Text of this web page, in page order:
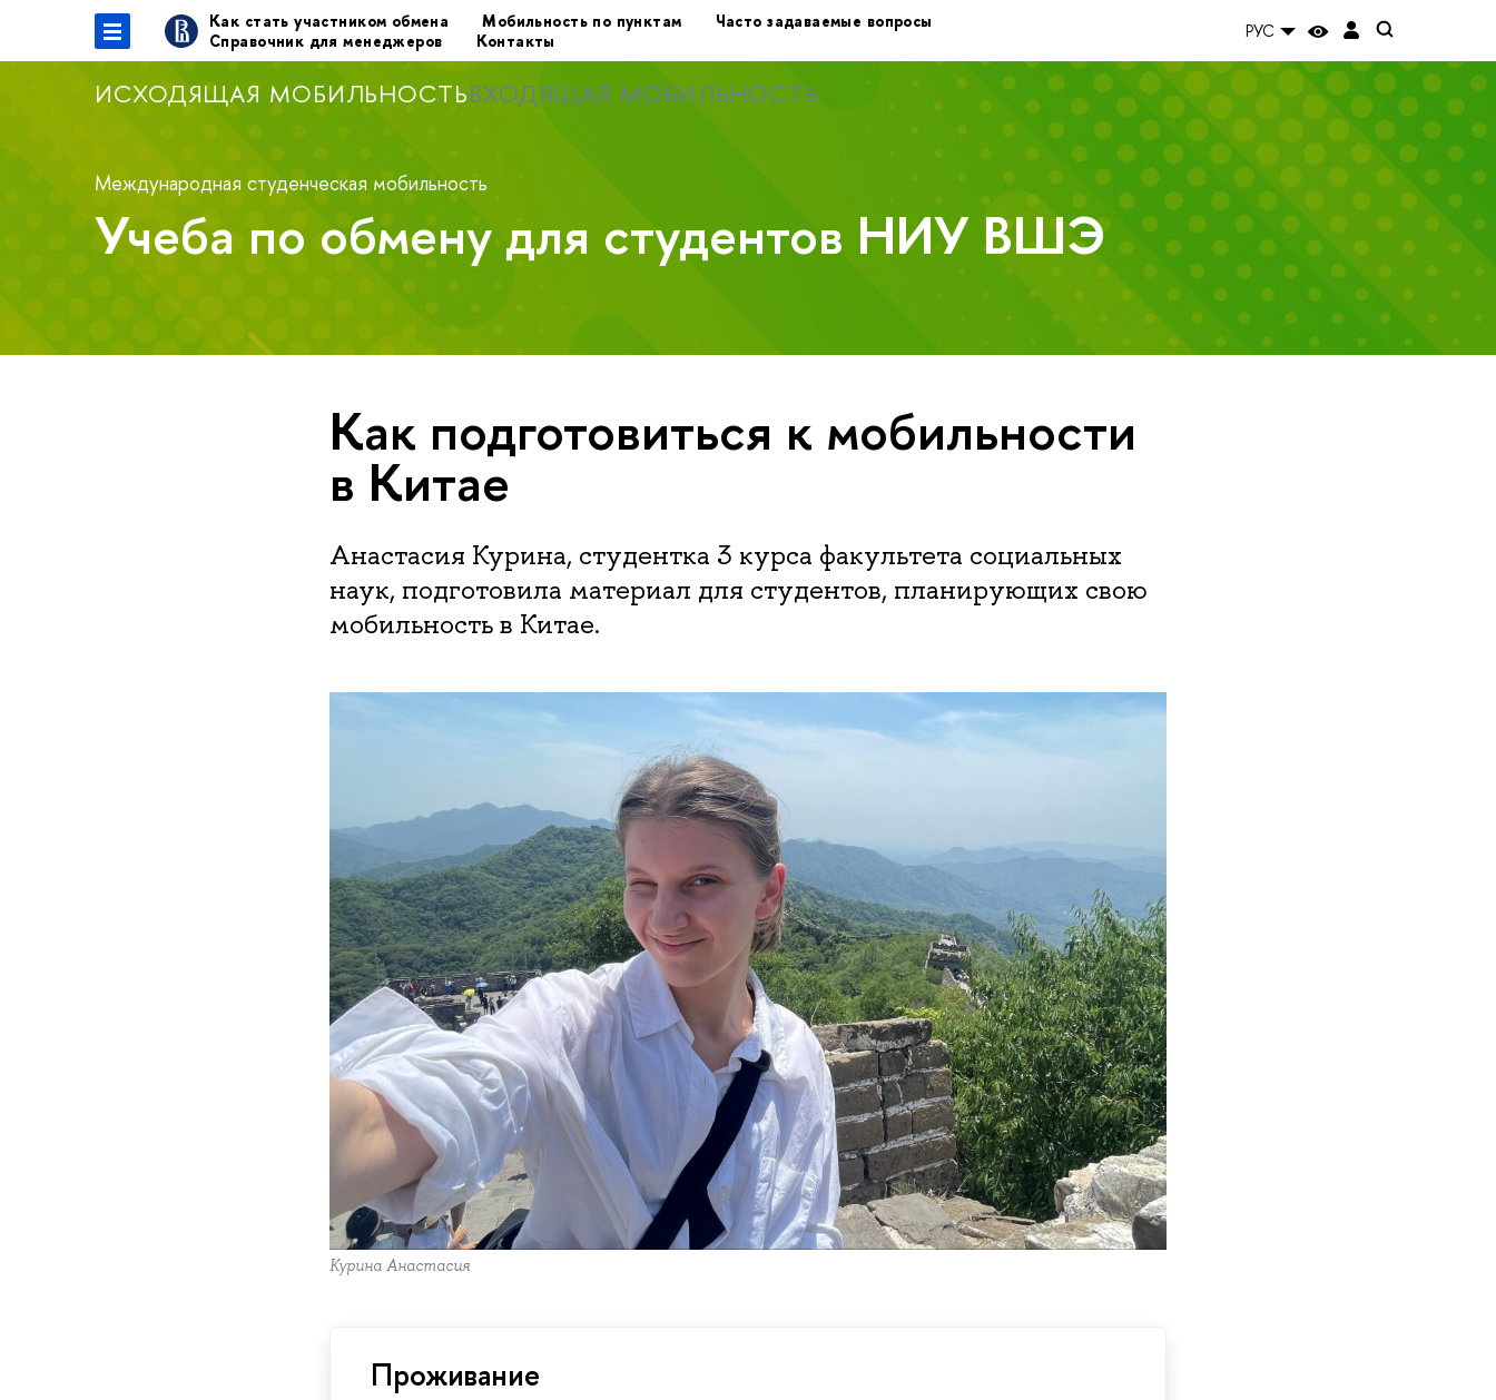
Как стать участником обмена Мобильность по пунктам
Часто задаваемые вопросы
Справочник для менеджеров
Контакты РУС
ИСХОДЯЩАЯ МОБИЛЬНОСТЬВХОДЯЩАЯ МОБИЛЬНОСТЬ
Международная студенческая мобильность
Учеба по обмену для студентов НИУ ВШЭ
Как подготовиться к мобильности
в Китае
Анастасия Курина, студентка 3 курса факультета социальных
наук, подготовила материал для студентов, планирующих свою
мобильность в Китае.
Курина Анастасия
Проживание